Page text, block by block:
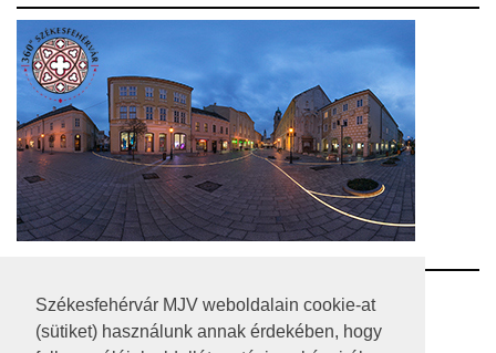
Székesfehérvár MJV weboldalain cookie-at
(sütiket) használunk annak érdekében, hogy
RSS
A HONLAP 2017.03.31-I ÁLLAPOTA